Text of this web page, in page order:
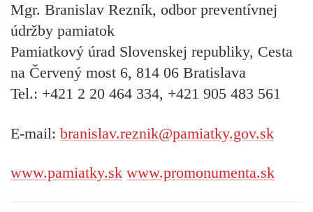
Mgr. Branislav Rezník, odbor preventívnej
údržby pamiatok
Pamiatkový úrad Slovenskej republiky, Cesta
na Červený most 6, 814 06 Bratislava
Tel.: +421 2 20 464 334, +421 905 483 561
E-mail: branislav.reznik@pamiatky.gov.sk
www.pamiatky.sk www.promonumenta.sk